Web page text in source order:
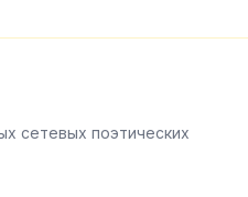
сетевых поэтических